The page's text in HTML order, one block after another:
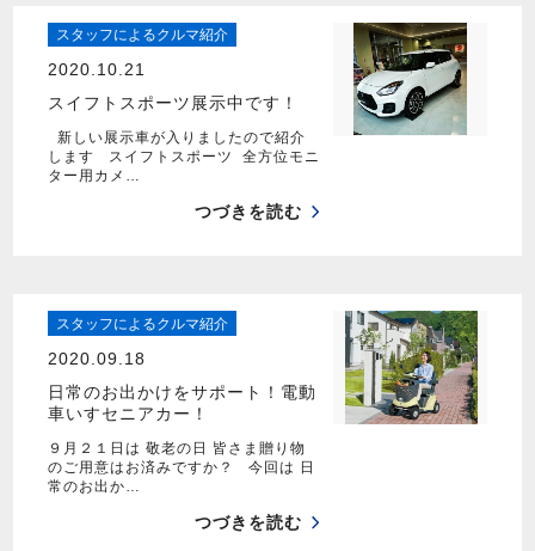
スタッフによるクルマ紹介
2020.10.21
スイフトスポーツ展示中です！
新しい展示車が入りましたので紹介
します スイフトスポーツ 全方位モニ
ター用カメ…
つづきを読む
スタッフによるクルマ紹介
2020.09.18
日常のお出かけをサポート！電動
車いすセニアカー！
９月２１日は 敬老の日 皆さま贈り物
のご用意はお済みですか？ 今回は 日
常のお出か…
つづきを読む